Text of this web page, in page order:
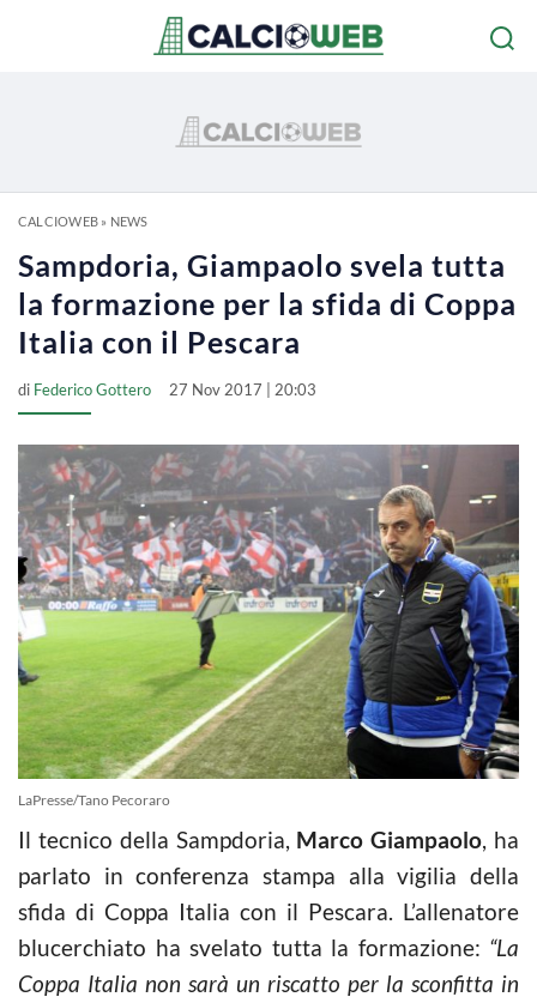
CALCIOWEB» NEWS
Sampdoria, Giampaolo svela tutta
la formazione per la sfida di Coppa
Italia con il Pescara
di Federico Gottero 27 Nov 2017 | 20:03
LaPresse/Tano Pecoraro
Il tecnico della Sampdoria, Marco Giampaolo, ha
parlato in conferenza stampa alla vigilia della
sfida di Coppa Italia con il Pescara. L’allenatore
blucerchiato ha svelato tutta la formazione: “La
Coppa Italia non sarà un riscatto per la sconfitta in